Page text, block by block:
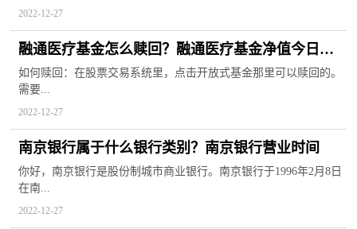
2022-12-27
融通医疗基金怎么赎回？融通医疗基金净值今日行
情
如何赎回：在股票交易系统里，点击开放式基金那里可以赎回的。
需要...
2022-12-27
南京银行属于什么银行类别？南京银行营业时间
你好，南京银行是股份制城市商业银行。南京银行于1996年2月8日
在南...
2022-12-27